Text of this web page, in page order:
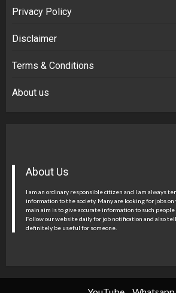
Privacy Policy
Disclaimer
Terms & Conditions
About us
About Us
I am an ordinary responsible citizen and I am always
information to the society. Many are looking for jobs
main aim is to give accurate information to such
Follow our website daily for job notification and also
definitely be useful for someone.